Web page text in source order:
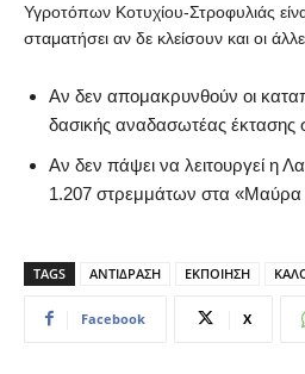
Υγροτόπων Κοτυχίου-Στροφυλιάς
σταματήσει αν δε κλείσουν και οι
Αν δεν απομακρυνθούν οι
δασικής αναδασωτέας έκτασης
Αν δεν πάψει να λειτουργεί η
1.207 στρεμμάτων στα
TAGS ΑΝΤΙΔΡΑΣΗ ΕΚΠΟΙΗΣΗ
Facebook X